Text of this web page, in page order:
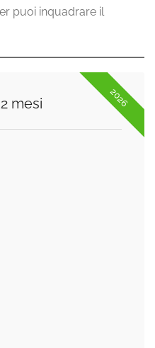
puoi inquadrare il
2026
mesi